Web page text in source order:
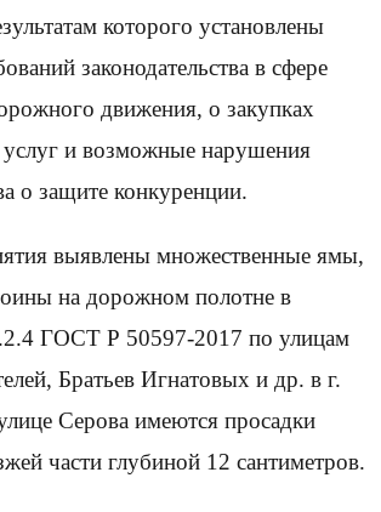
которого установлены
законодательства в сфере
движения, о закупках
услуг и возможные нарушения
о защите конкуренции.
выявлены множественные ямы,
на дорожном полотне в
ГОСТ Р 50597-2017 по улицам
Братьев Игнатовых и др. в г.
Серова имеются просадки
части глубиной 12 сантиметров.